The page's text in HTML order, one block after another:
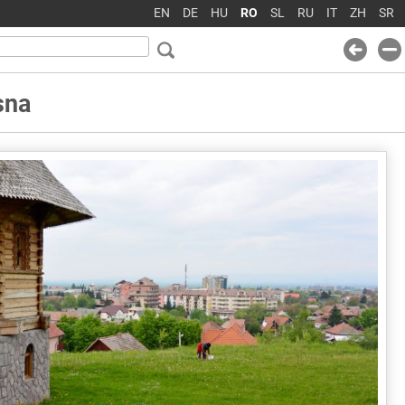
EN DE HU RO SL RU IT ZH SR